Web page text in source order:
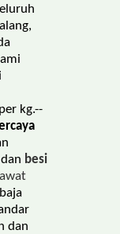
per kg.--
dan besi
dan